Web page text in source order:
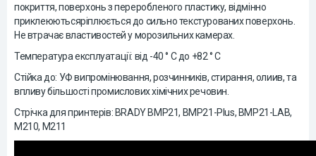
покриття, поверхонь з переробленого пластику, відмінно
приклеюютьсяріплюється до сильно текстурованих поверхонь.
Не втрачає властивостей у морозильних камерах.
Температура експлуатації: від -40 ° C до +82 ° C
Стійка до: УФ випромінювання, розчинників, стирання, олиив, та
впливу більшості промислових хімічних речовин.
Стрічка для принтерів: BRADY BMP21, BMP21-Plus, BMP21-LAB,
М210, М211